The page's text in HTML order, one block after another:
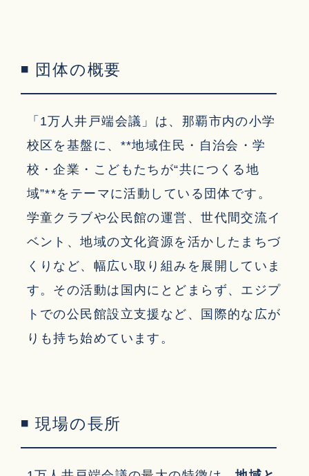
◾ 団体の概要
「1万人井戸端会議」は、那覇市内の小学
校区を基盤に、**地域住民・自治会・学
校・企業・こどもたちが“共につくる地
域”**をテーマに活動している団体です。
学童クラブや公民館の運営、世代間交流イ
ベント、地域の文化資源を活かしたまちづ
くりなど、幅広い取り組みを展開していま
す。その活動は国内にとどまらず、エジプ
トでの公民館設立支援など、国際的な広が
りも持ち始めています。
◾ 現場の長所